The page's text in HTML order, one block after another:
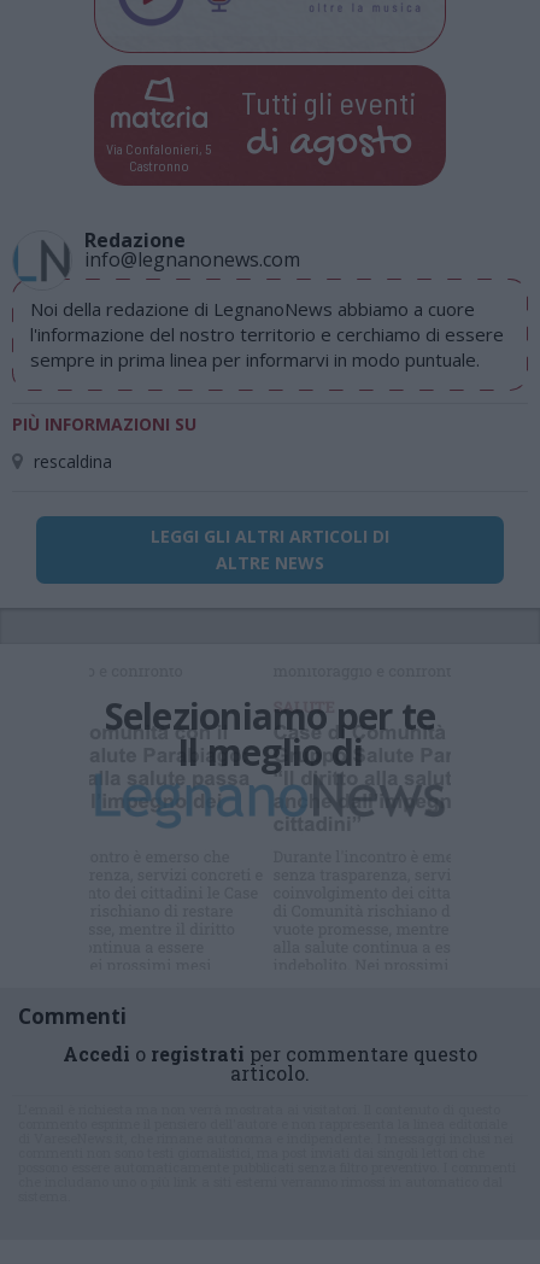
Via Confalonieri, 5
Castronno
Tutti gli eventi
di agosto
Redazione
info@legnanonews.com
Noi della redazione di LegnanoNews abbiamo a cuore
l'informazione del nostro territorio e cerchiamo di essere
sempre in prima linea per informarvi in modo puntuale.
PIÙ INFORMAZIONI SU
rescaldina
LEGGI GLI ALTRI ARTICOLI DI
ALTRE NEWS
Selezioniamo per te
Il meglio di
Commenti
Accedi o registrati per commentare questo
articolo.